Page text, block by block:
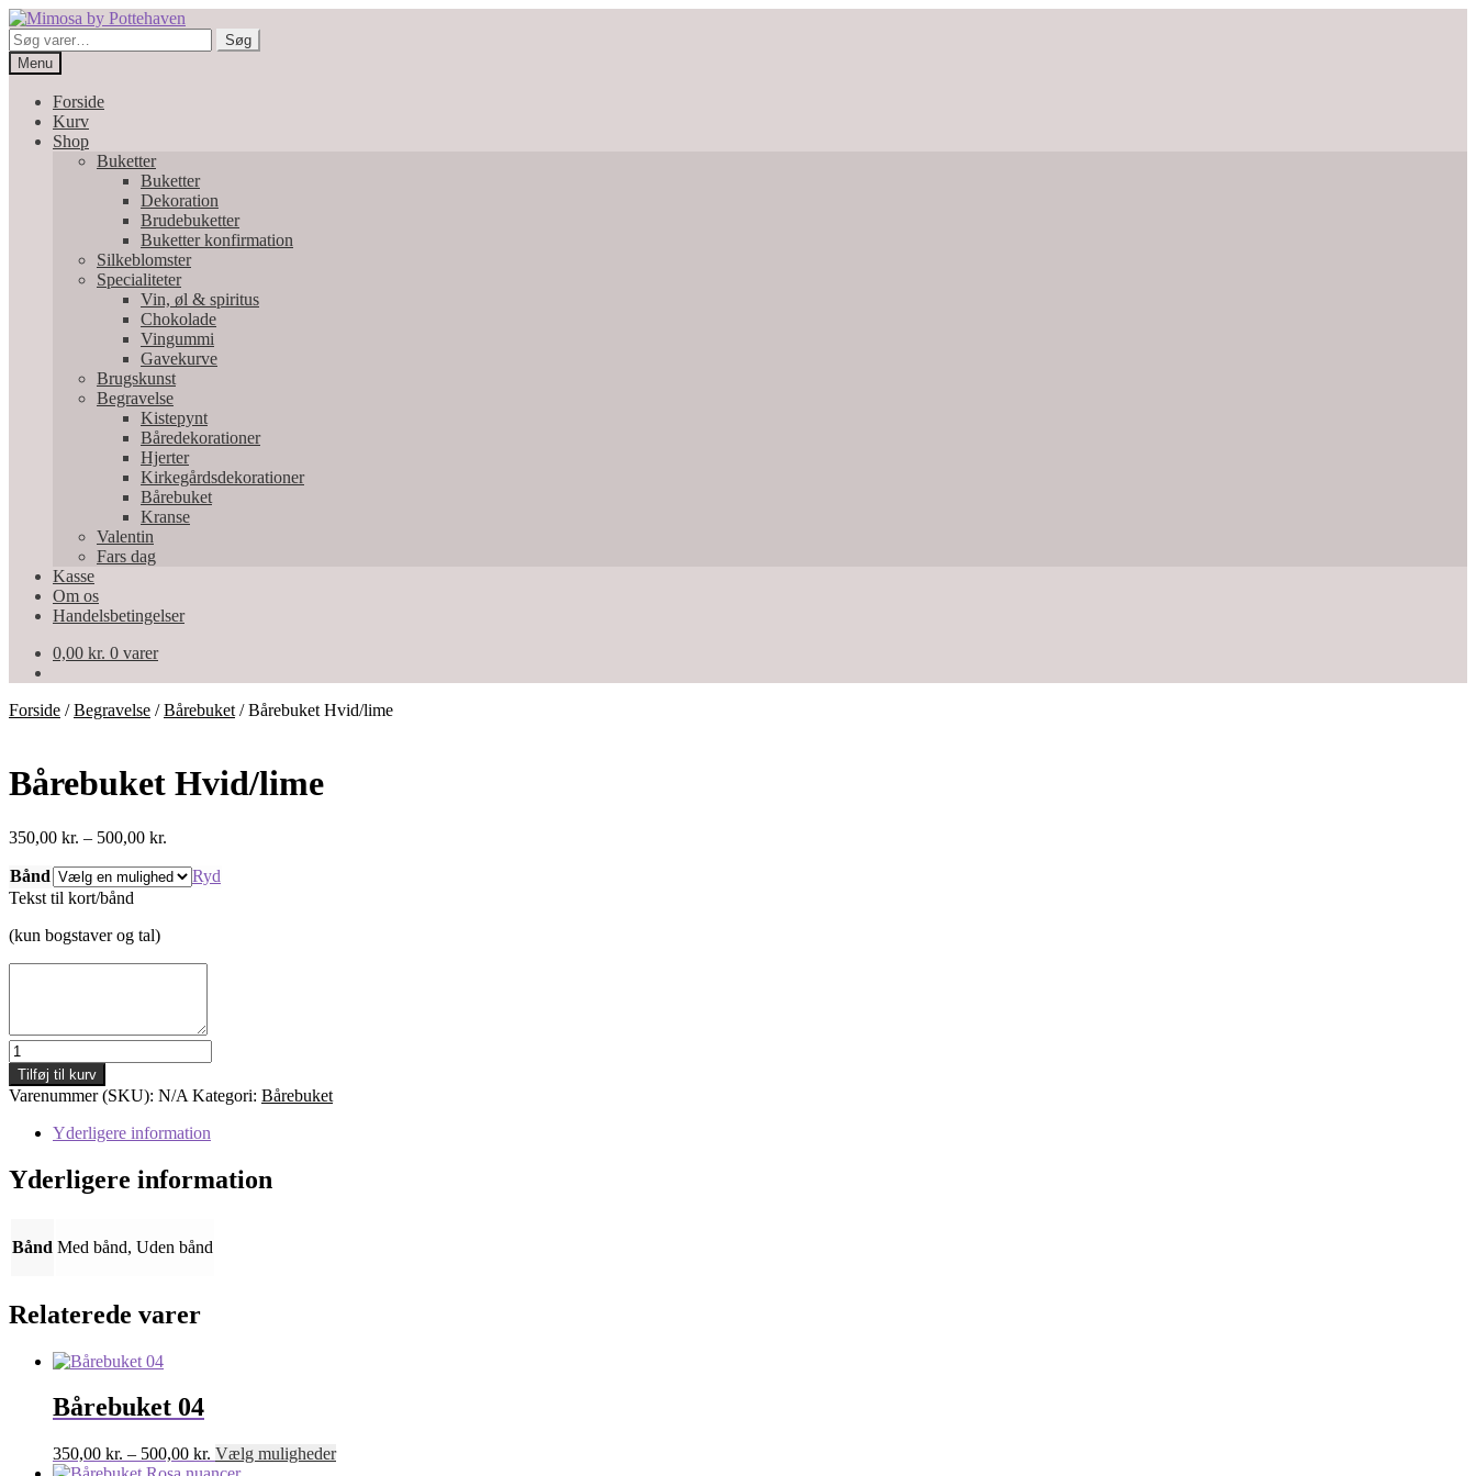
Spring
til
navigation
Spring
til
indhold
Søg
efter:
Søg
Menu
Forside
Kurv
Shop
Buketter
Buketter
Dekoration
Brudebuketter
Buketter konfirmation
Silkeblomster
Specialiteter
Vin, øl & spiritus
Chokolade
Vingummi
Gavekurve
Brugskunst
Begravelse
Kistepynt
Båredekorationer
Hjerter
Kirkegårdsdekorationer
Bårebuket
Kranse
Valentin
Fars dag
Kasse
Om os
Handelsbetingelser
0,00 kr. 0 varer
Forside /Begravelse /Bårebuket /Bårebuket Hvid/lime
Bårebuket Hvid/lime
350,00 kr. – 500,00 kr.
til
Bånd
Ryd
Tekst til kort/bånd
(kun bogstaver og tal)
Bårebuket
Hvid/lime
antal
Tilføj til kurv
Varenummer (SKU): N/A Kategori: Bårebuket
Yderligere information
Yderligere information
Bånd Med bånd, Uden bånd
Relaterede varer
Bårebuket 04
350,00 kr. – 500,00 kr. Prisinterval:
Vælg mulighederDette